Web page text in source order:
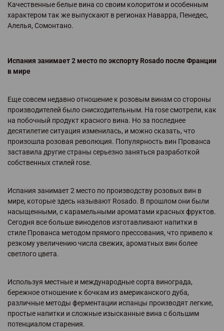
Качественные белые вина со своим колоритом и особенным
характером так же выпускают в регионах Наварра, Пенедес,
Алелья, Сомонтано.
Испания занимает 2 место по экспорту Rosado после Франции
в мире
Еще совсем недавно отношение к розовым винам со стороны
производителей было снисходительным. На rose смотрели, как
на побочный продукт красного вина. Но за последнее
десятилетие ситуация изменилась, и можно сказать, что
произошла розовая революция. Популярность вин Прованса
заставила другие страны серьезно заняться разработкой
собственных стилей rose.
Испания занимает 2 место по производству розовых вин в
мире, которые здесь называют Rosado. В прошлом они были
насыщенными, с карамельными ароматами красных фруктов.
Сегодня все больше виноделов изготавливают напитки в
стиле Прованса методом прямого прессования, что привело к
резкому увеличению числа свежих, ароматных вин более
светлого цвета.
Используя местные и международные сорта винограда,
бережное отношение к бочкам из американского дуба,
различные методы ферментации испанцы производят легкие,
простые напитки и сложные изысканные вина с большим
потенциалом старения.